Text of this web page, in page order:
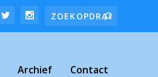
Archief Contact